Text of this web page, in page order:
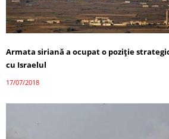
Armata siriană a ocupat o poziție
cu Israelul
17/07/2018